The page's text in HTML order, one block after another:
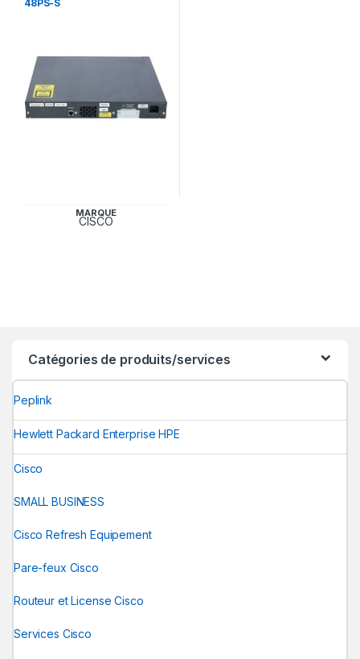
48PS-S
MARQUE
CISCO
Catégories de produits/services
Peplink
Hewlett Packard Enterprise HPE
Cisco
SMALL BUSINESS
Cisco Refresh Equipement
Pare-feux Cisco
Routeur et License Cisco
Services Cisco